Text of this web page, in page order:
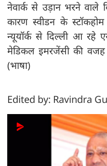
नेवार्क से उड़ान भरने वाले
कारण स्वीडन के
न्यूयॉर्क से दिल्ली आ रहे
मेडिकल इमरजेंसी की वजह
(भाषा)
Edited by: Ravindra